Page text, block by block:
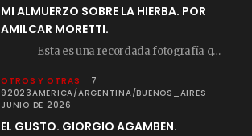
MI ALMUERZO SOBRE LA HIERBA. POR
AMILCAR MORETTI.
Esta es una recordada fotografía que registré…
OTROS Y OTRAS
7
92023AMERICA/ARGENTINA/BUENOS_AIRES
JUNIO DE 2026
EL GUSTO. GIORGIO AGAMBEN.